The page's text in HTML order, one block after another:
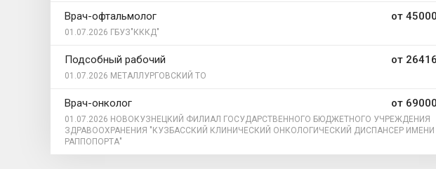
от
Врач-офтальмолог
01.07.2026 ГБУЗ"КККД"
от
Подсобный рабочий
01.07.2026 МЕТАЛЛУРГОВСКИЙ ТО
от
Врач-онколог
01.07.2026 НОВОКУЗНЕЦКИЙ ФИЛИАЛ ГОСУДАРСТВЕННОГО БЮДЖЕТНОГО УЧРЕЖДЕНИЯ
ЗДРАВООХРАНЕНИЯ "КУЗБАССКИЙ КЛИНИЧЕСКИЙ ОНКОЛОГИЧЕСКИЙ ДИСПАНСЕР ИМЕНИ
РАППОПОРТА"